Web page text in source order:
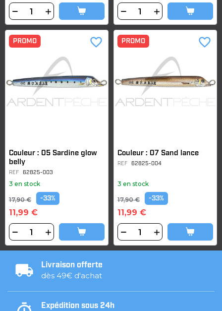
PROMO
Couleur : 05 Sardine glow
belly
REF 62825-003
3 en stock
17,90 € -33%
11,99 €
favorite_border PROMO
Couleur : 07 Sand lance
REF 62825-004
3 en stock
17,90 € -33%
11,99 €
favorite_border
Livraison offerte
dès 49€ d'achat
Expédition sous 24h